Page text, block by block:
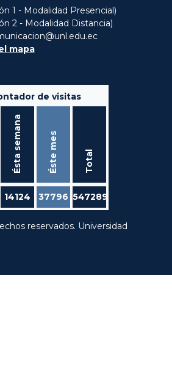
1 - Modalidad Presencial)
2 - Modalidad Distancia)
mapa
de visitas
Ésta semana Éste mes Total
14124 37796 547289
reservados. Universidad